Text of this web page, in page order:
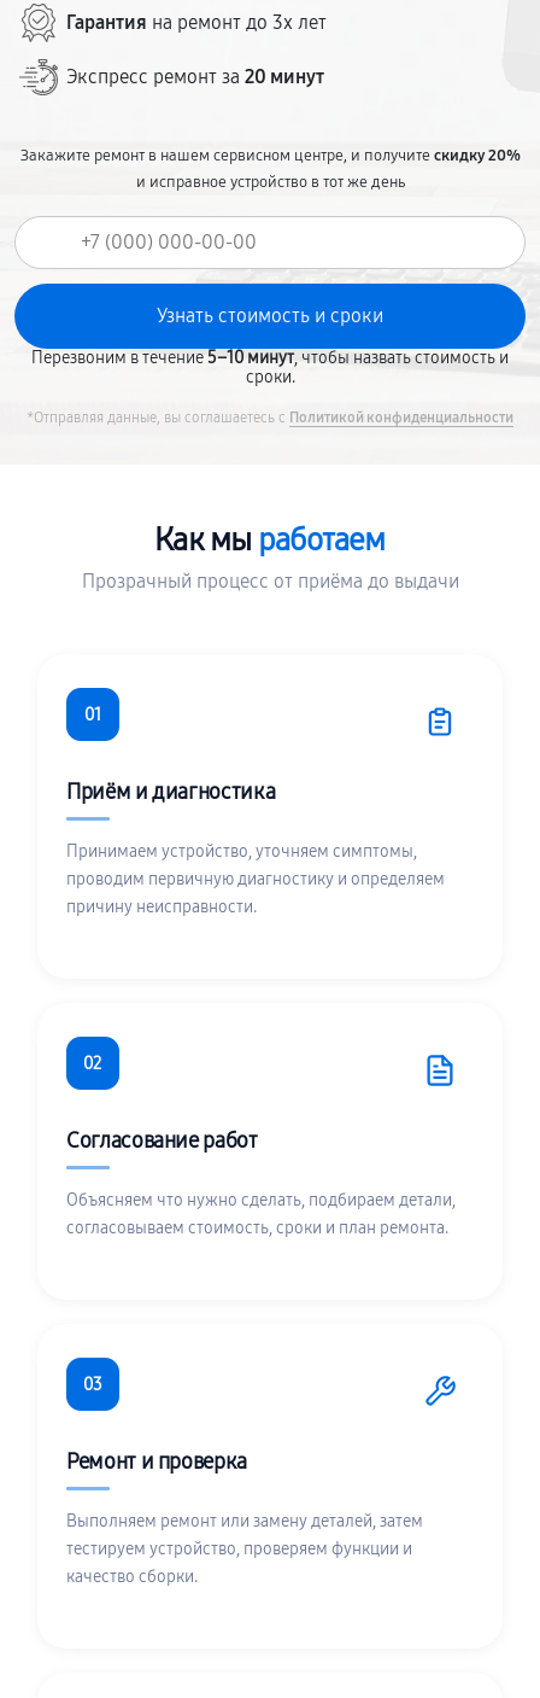
Гарантия на ремонт до 3х лет
Экспресс ремонт за 20 минут
Закажите ремонт в нашем сервисном центре, и получитескидку 20%
и исправное устройство в тот же день
Перезвоним в течение5–10 минут, чтобы назвать стоимость и
сроки.
*Отправляя данные, вы соглашаетесь с Политикой конфиденциальности
Как мы работаем
Прозрачный процесс от приёма до выдачи
01
Приём и диагностика
Принимаем устройство, уточняем симптомы,
проводим первичную диагностику и определяем
причину неисправности.
02
Согласование работ
Объясняем что нужно сделать, подбираем детали,
согласовываем стоимость, сроки и план ремонта.
03
Ремонт и проверка
Выполняем ремонт или замену деталей, затем
тестируем устройство, проверяем функции и
качество сборки.